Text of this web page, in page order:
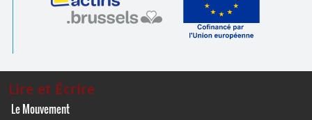
Lire et Écrire
Le Mouvement